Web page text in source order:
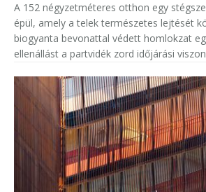
A 152 négyzetméteres otthon egy
épül, amely a telek természetes lejtését
biogyanta bevonattal védett homlokzat
ellenállást a partvidék zord időjárási
világ